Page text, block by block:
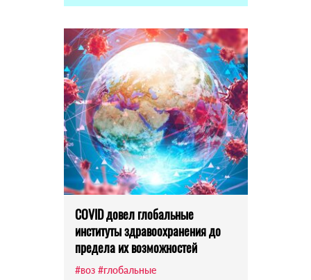
COVID довел глобальные
институты здравоохранения до
предела их возможностей
#воз #глобальные